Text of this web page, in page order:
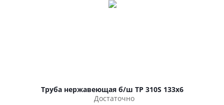
Труба нержавеющая б/ш TP 310S 133х6
Достаточно